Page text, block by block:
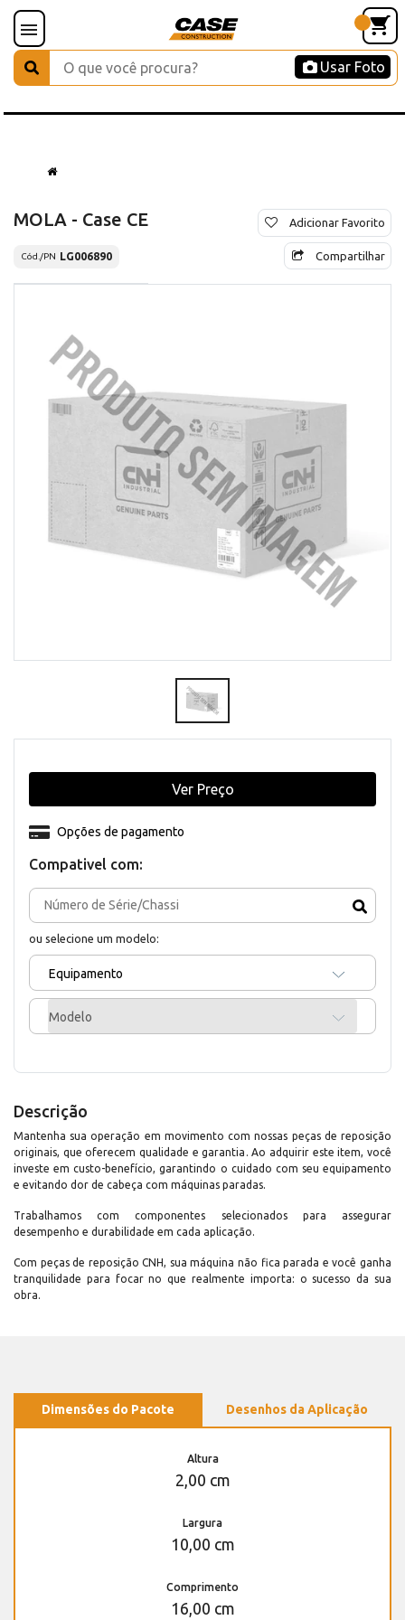
Usar Foto
MOLA - Case CE
Cód./PN LG006890
Adicionar Favorito
Compartilhar
Compativel com:
ou selecione um modelo:
Equipamento
Modelo
Opções de pagamento
Ver Preço
Descrição
Mantenha sua operação em movimento com nossas peças de reposição
originais, que oferecem qualidade e garantia. Ao adquirir este item, você
investe em custo-benefício, garantindo o cuidado com seu equipamento
e evitando dor de cabeça com máquinas paradas.
Trabalhamos com componentes selecionados para assegurar
desempenho e durabilidade em cada aplicação.
Com peças de reposição CNH, sua máquina não fica parada e você ganha
tranquilidade para focar no que realmente importa: o sucesso da sua
obra.
Dimensões do Pacote Desenhos da Aplicação
Altura
2,00 cm
Largura
10,00 cm
Comprimento
16,00 cm